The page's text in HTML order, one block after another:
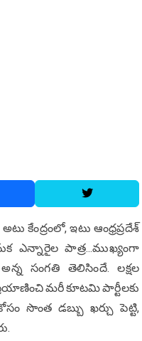
కేంద్రంలో, ఇటు ఆంధ్రప్రదేశ్
ఎన్నారైల పాత్ర...ముఖ్యంగా
సంగతి తెలిసిందే. లక్షల
మరీ కూటమి పార్టీలకు
సొంత డబ్బు ఖర్చు పెట్టి,